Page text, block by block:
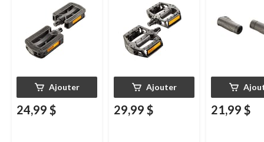
Ajouter
24,99 $
Ajouter
29,99 $ 21,99 $